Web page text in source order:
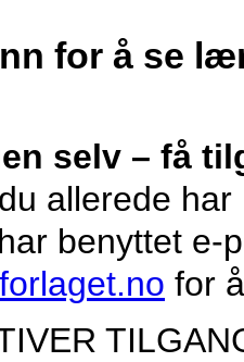
for å se
selv – få
allerede
benyttet e-
for